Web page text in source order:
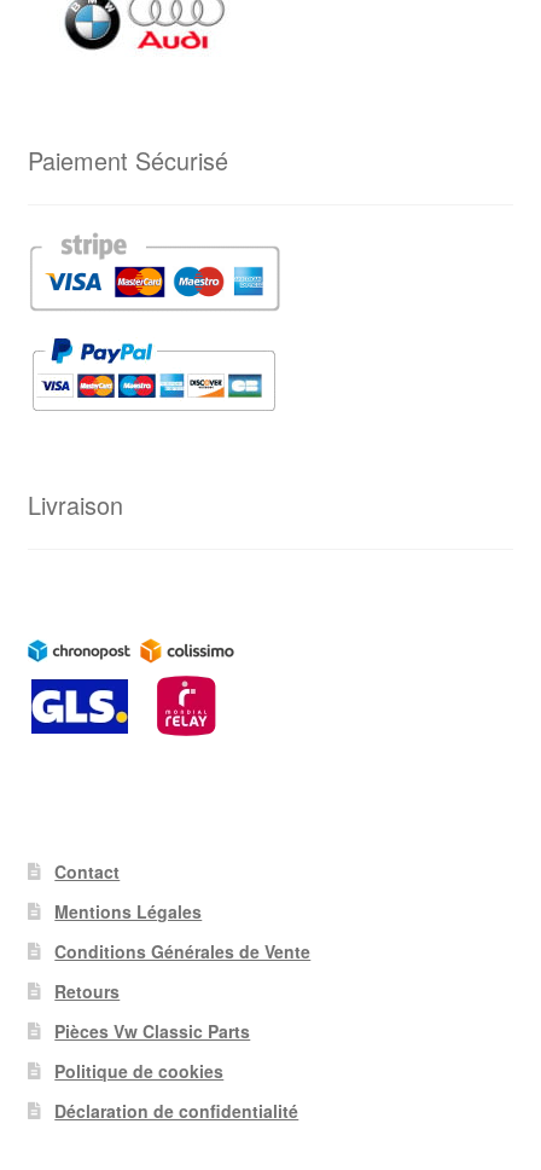
Paiement Sécurisé
Livraison
Contact
Mentions Légales
Conditions Générales de Vente
Retours
Pièces Vw Classic Parts
Politique de cookies
Déclaration de confidentialité